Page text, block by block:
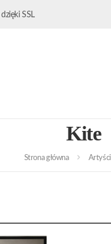
SSL
Kite
Strona główna Artyści